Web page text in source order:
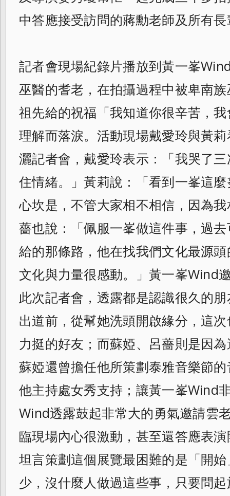
中答應接受訪問的蔣勳老師及所有
記者會現場紀錄片播放到黃一峯
巫醫的耆老，在拍攝過程中被卑南
祖先給的祝福「我知道你很辛苦，
理解而落淚。活動現場戴愛玲與黃
灑記者會，戴愛玲表示：「我哭了
住情緒。」黃莉說：「看到一峯這
心坎是，不管大家相不相信，因為
薔也說：「佩服一峯做這件事，過
給的那條路，他在找我們文化最源
文化與力量很感動。」黃一峯Wind
此次記者會，透露都是認識很久的
出道前，從幫她洗頭開啟緣分，這
力挺的好友；而蘇婭、呂薔則是因
蘇婭還曾擔任他所策劃泰雅音樂節
他主持處女秀支持；讓黃一峯Wind
Wind透露鼓起非常大的勇氣邀請雲
臨現場內心很激動，甚至還答應表
坦言策劃這個展覽最困難的是「開
少，沒什麼人做過這些事，只要問